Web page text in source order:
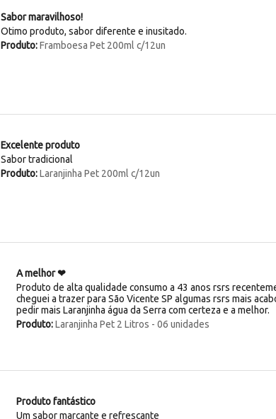
Sabor maravilhoso!
Otimo produto, sabor diferente e inusitado.
Produto:Framboesa Pet 200ml c/12un
Excelente produto
Sabor tradicional
Produto:Laranjinha Pet 200ml c/12un
A melhor ❤
Produto de alta qualidade consumo a 43 anos rsrs
cheguei a trazer para São Vicente SP algumas rsrs mais
pedir mais Laranjinha água da Serra com certeza e a melhor.
Produto:Laranjinha Pet 2 Litros - 06 unidades
Produto fantástico
Um sabor marcante e refrescante